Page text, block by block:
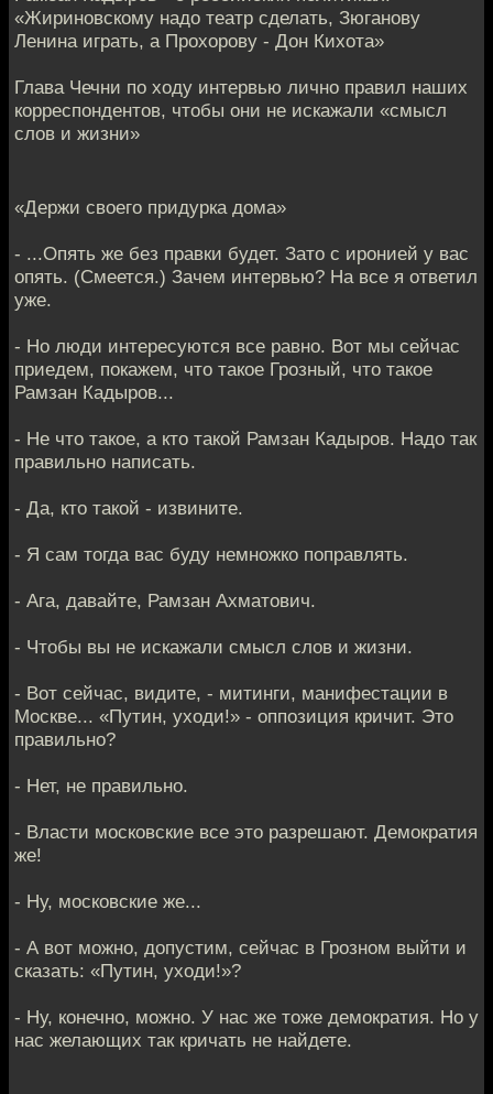
«Жириновскому надо театр сделать, Зюганову
Ленина играть, а Прохорову - Дон Кихота»
Глава Чечни по ходу интервью лично правил наших
корреспондентов, чтобы они не искажали «смысл
слов и жизни»
«Держи своего придурка дома»
- ...Опять же без правки будет. Зато с иронией у вас
опять. (Смеется.) Зачем интервью? На все я ответил
уже.
- Но люди интересуются все равно. Вот мы сейчас
приедем, покажем, что такое Грозный, что такое
Рамзан Кадыров...
- Не что такое, а кто такой Рамзан Кадыров. Надо так
правильно написать.
- Да, кто такой - извините.
- Я сам тогда вас буду немножко поправлять.
- Ага, давайте, Рамзан Ахматович.
- Чтобы вы не искажали смысл слов и жизни.
- Вот сейчас, видите, - митинги, манифестации в
Москве... «Путин, уходи!» - оппозиция кричит. Это
правильно?
- Нет, не правильно.
- Власти московские все это разрешают. Демократия
же!
- Ну, московские же...
- А вот можно, допустим, сейчас в Грозном выйти и
сказать: «Путин, уходи!»?
- Ну, конечно, можно. У нас же тоже демократия. Но у
нас желающих так кричать не найдете.